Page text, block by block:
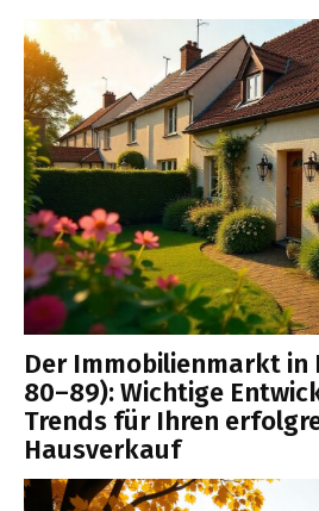
Der Immobilienmarkt in
80–89): Wichtige
Trends für Ihren
Hausverkauf